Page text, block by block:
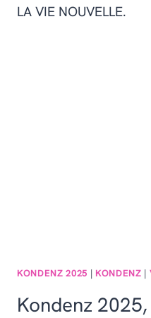
LA VIE NOUVELLE.
KONDENZ 2025 | KONDENZ |
Kondenz